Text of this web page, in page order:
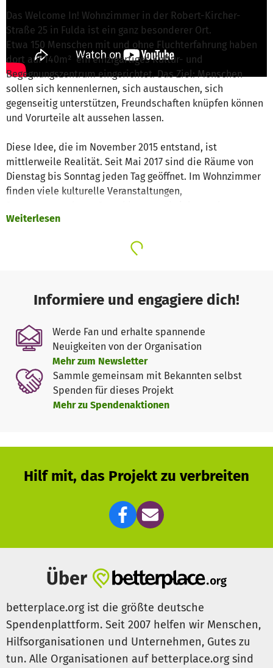
Das Welcome In! Wohnzimmer in der Robert-Kircher-
Straße 25 in Fulda ist ein ganz besonderer Ort.
Etwa 150 Menschen mit und ohne Fluchterfahrung haben
dort auf 140m² ein einzigartiges Kultur- und
Begegnungszentrum eingerichtet. Das Ziel: Menschen
sollen sich kennenlernen, sich austauschen, sich
gegenseitig unterstützen, Freundschaften knüpfen können
und Vorurteile alt aussehen lassen.
Diese Idee, die im November 2015 entstand, ist
mittlerweile Realität. Seit Mai 2017 sind die Räume von
Dienstag bis Sonntag jeden Tag geöffnet. Im Wohnzimmer
finden viele kulturelle Veranstaltungen,
Hier hat jeder, egal woher er/sie kommt, die Möglichkeit,
Miteinander aller Menschen in der Region aktiv
Auf www.welcome-in.org finden Sie viele Informationen
über das Projekt und den Verein Welcome In! Fulda e.V.,
der das Projekt trägt und neben dem Wohnzimmer auch
noch viele andere ehrenamtliche Projekte betreibt.
Mittlerweile sind die Vereinsräume durch die Anmietung
eines weiteren Gebäudekomplexes im Juli 2018 auf 280m²
gewachsen. In den neuen Räumlichkeiten (am
Rosengarten 10, in unmittelbarer Nähe des Wohnzimmers)
Für all unsere Ideen brauchen wir helfende Hände und
Spenden, die uns bei der Umsetzung unterstützen.
Vielen Dank den zahlreichen Menschen, die uns bereits
Weiterlesen
Informiere und engagiere dich!
Werde Fan und erhalte spannende
Neuigkeiten von der Organisation
Mehr zum Newsletter
Sammle gemeinsam mit Bekannten selbst
Spenden für dieses Projekt
Mehr zu Spendenaktionen
Hilf mit, das Projekt zu verbreiten
Über
betterplace.org ist die größte deutsche
Spendenplattform. Seit 2007 helfen wir Menschen,
Hilfsorganisationen und Unternehmen, Gutes zu
tun. Alle Organisationen auf betterplace.org sind